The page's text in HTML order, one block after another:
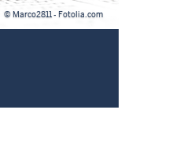
© Marco2811 - Fotolia.com